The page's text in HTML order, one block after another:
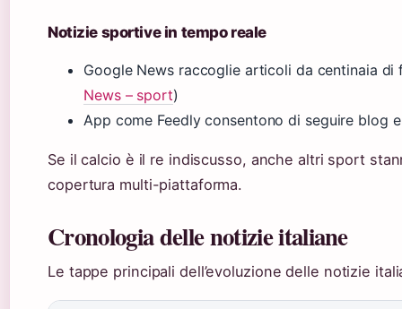
Notizie sportive in tempo reale
Google News raccoglie articoli da centinaia
News – sport)
App come Feedly consentono di seguire blog
Se il calcio è il re indiscusso, anche altri sport
copertura multi-piattaforma.
Cronologia delle notizie italiane
Le tappe principali dell’evoluzione delle notizie